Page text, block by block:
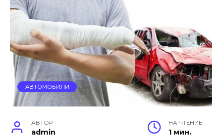
АВТОМОБИЛИ
АВТОР
admin
НА ЧТЕНИЕ
1 мин.